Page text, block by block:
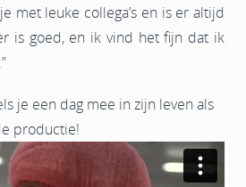
met leuke collega’s en is er altijd
is goed, en ik vind het fijn dat ik
je een dag mee in zijn leven als
productie!